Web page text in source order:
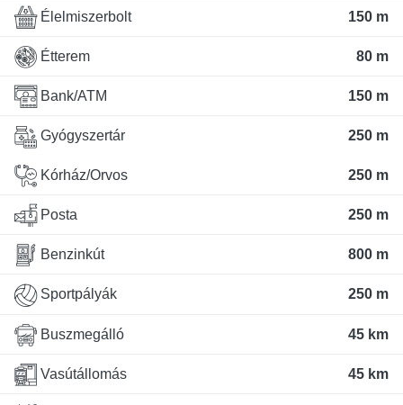
Élelmiszerbolt 150 m
Étterem 80 m
Bank/ATM 150 m
Gyógyszertár 250 m
Kórház/Orvos 250 m
Posta 250 m
Benzinkút 800 m
Sportpályák 250 m
Buszmegálló 45 km
Vasútállomás 45 km